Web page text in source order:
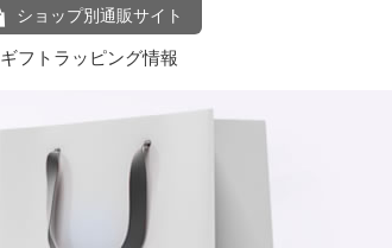
ショップ別通販サイト
ギフトラッピング情報